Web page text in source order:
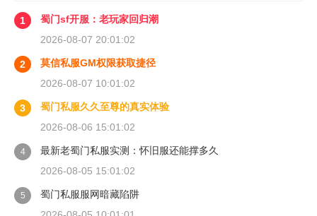
1
蜀门sf开服：老玩家回归潮
2026-08-07 20:01:02
2
莫信私服GM权限获取捷径
2026-08-07 10:01:02
3
蜀门私服久久至尊的真实体验
2026-08-06 15:01:02
4
最新老蜀门私服实测：怀旧服还能撑多久
2026-08-05 15:01:02
5
蜀门私服服网暗藏陷阱